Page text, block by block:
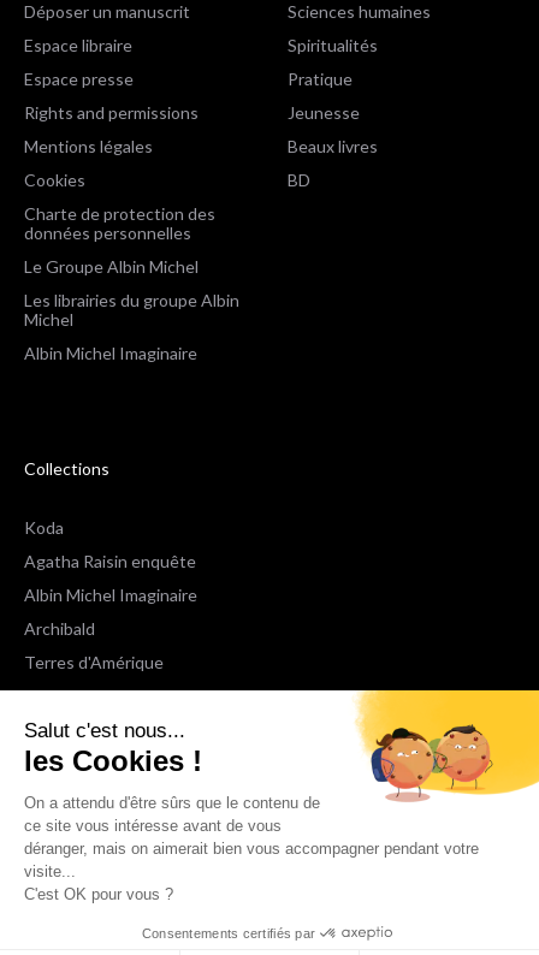
Salut c'est nous...
les Cookies !
On a attendu d'être sûrs que le contenu de
ce site vous intéresse avant de vous
déranger, mais on aimerait bien vous accompagner pendant votre
visite...
C'est OK pour vous ?
Consentements certifiés par
Déposer un manuscrit
Espace libraire
Espace presse
Rights and permissions
Mentions légales
Cookies
Charte de protection des
données personnelles
Le Groupe Albin Michel
Les librairies du groupe Albin
Michel
Albin Michel Imaginaire
Sciences humaines
Spiritualités
Pratique
Jeunesse
Beaux livres
BD
Collections
Koda
Agatha Raisin enquête
Albin Michel Imaginaire
Archibald
Terres d'Amérique
Espaces Libres Poche
NOX
Wiz
Voir toutes les collections
Nous suivre